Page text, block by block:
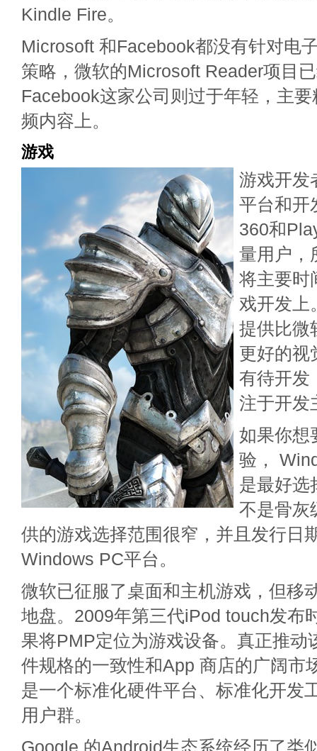
Kindle Fire。
Microsoft 和Facebook都没有针对电
策略，微软的Microsoft Reader项目
Facebook这家公司则过于年轻，主
频内容上。
游戏
游戏开发
平台和开
360和
量用户，
将主要时
戏开发上
提供比微
更好的视
有待开发
注于开发
如果你想
验，
是最好选
不是骨灰
供的游戏选择范围很窄，并且发行日
Windows PC平台。
微软已征服了桌面和主机游戏，但移
地盘。2009年第三代iPod touch发布
果将PMP定位为游戏设备。真正推动
件规格的一致性和App 商店的广阔市
是一个标准化硬件平台、标准化开发
用户群。
Google 的Android生态系统经历了类